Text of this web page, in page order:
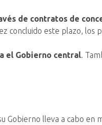
de contratos de
concluido este plazo,
el Gobierno central.
Gobierno lleva a cabo